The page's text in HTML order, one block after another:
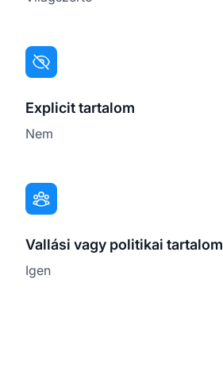
Explicit tartalom
Nem
Vallási vagy politikai tartalom
Igen